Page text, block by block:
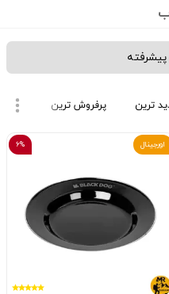
ترین پرفروش ترین
6% اورجینال